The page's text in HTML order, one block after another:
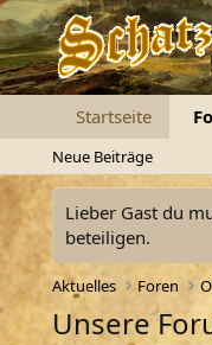
Startseite
Neue Beiträge
Lieber Gast du
beteiligen.
Aktuelles Foren
Unsere